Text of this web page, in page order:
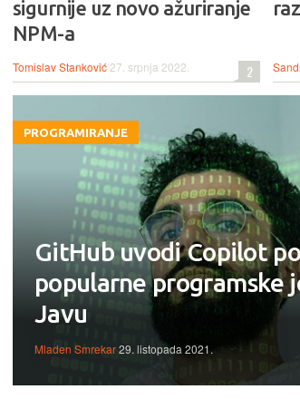
sigurnije uz novo ažuriranje
NPM-a
Tomislav Stanković 27. srpnja 2022. 2
PROGRAMIRANJE
GitHub uvodi Copilot
popularne programske
Javu
Mladen Smrekar29. listopada 2021.